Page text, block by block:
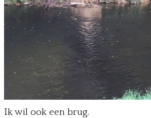
Ik wil ook een brug.